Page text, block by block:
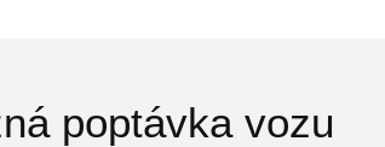
poptávka vozu